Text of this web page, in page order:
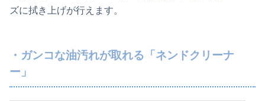
ズに拭き上げが行えます。
・ガンコな油汚れが取れる「ネンドクリーナ
ー」